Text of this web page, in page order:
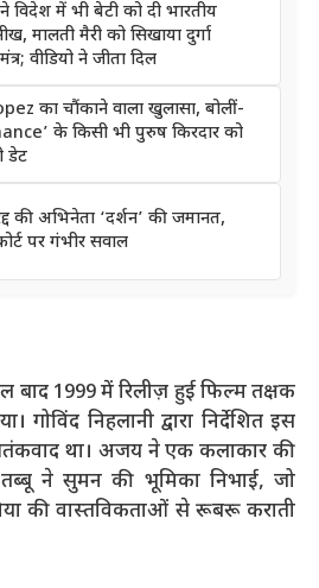
ने विदेश में भी बेटी को दी भारतीय
मालती मैरी को सिखाया दुर्गा
वीडियो ने जीता दिल
का चौंकाने वाला खुलासा, बोलीं-
के किसी भी पुरुष किरदार को
डेट
रद्द की अभिनेता ‘दर्शन’ की जमानत,
पर गंभीर सवाल
बाद 1999 में रिलीज़ हुई फिल्म तक्षक
निहलानी द्वारा निर्देशित इस
था। अजय ने एक कलाकार की
ने सुमन की भूमिका निभाई, जो
की वास्तविकताओं से रूबरू कराती